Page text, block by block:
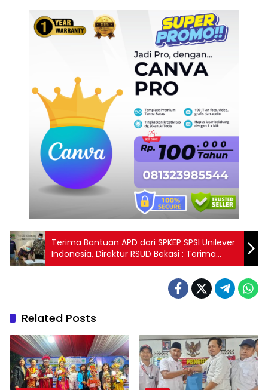
Terima Bantuan APD dari SPKEP SPSI Unilever
Indonesia, Direktur RSUD Bekasi : Terima
Kasih, Sangat Bermanfaat
Related Posts